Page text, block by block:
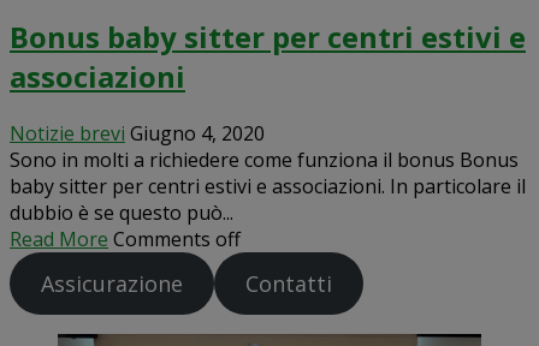
Bonus baby sitter per centri estivi e
associazioni
Notizie brevi Giugno 4, 2020
Sono in molti a richiedere come funziona il bonus Bonus
baby sitter per centri estivi e associazioni. In particolare il
dubbio è se questo può...
Read More Comments off
Assicurazione Contatti